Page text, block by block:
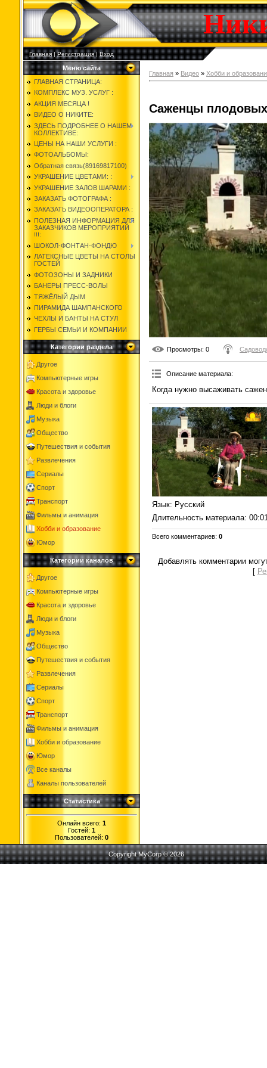
Главная|Регистрация|Вход
Меню сайта
ГЛАВНАЯ СТРАНИЦА:
КОМПЛЕКС МУЗ. УСЛУГ :
АКЦИЯ МЕСЯЦА !
ВИДЕО О НИКИТЕ:
ЗДЕСЬ ПОДРОБНЕЕ О НАШЕМ
КОЛЛЕКТИВЕ:
ЦЕНЫ НА НАШИ УСЛУГИ :
ФОТОАЛЬБОМЫ:
Обратная связь(89169817100)
УКРАШЕНИЕ ЦВЕТАМИ: :
УКРАШЕНИЕ ЗАЛОВ ШАРАМИ :
ЗАКАЗАТЬ ФОТОГРАФА :
ЗАКАЗАТЬ ВИДЕООПЕРАТОРА :
ПОЛЕЗНАЯ ИНФОРМАЦИЯ ДЛЯ
ЗАКАЗЧИКОВ МЕРОПРИЯТИЙ
!!!:
ШОКОЛ-ФОНТАН-ФОНДЮ
ЛАТЕКСНЫЕ ЦВЕТЫ НА СТОЛЫ
ГОСТЕЙ
ФОТОЗОНЫ И ЗАДНИКИ
БАНЕРЫ ПРЕСС-ВОЛЫ
ТЯЖЁЛЫЙ ДЫМ
ПИРАМИДА ШАМПАНСКОГО
ЧЕХЛЫ И БАНТЫ НА СТУЛ
ГЕРБЫ СЕМЬИ И КОМПАНИИ
Категории раздела
Другое
Компьютерные игры
Красота и здоровье
Люди и блоги
Музыка
Общество
Путешествия и события
Развлечения
Сериалы
Спорт
Транспорт
Фильмы и анимация
Хобби и образование
Юмор
Категории каналов
Другое
Компьютерные игры
Красота и здоровье
Люди и блоги
Музыка
Общество
Путешествия и события
Развлечения
Сериалы
Спорт
Транспорт
Фильмы и анимация
Хобби и образование
Юмор
Все каналы
Каналы пользователей
Статистика
Онлайн всего: 1
Гостей: 1
Пользователей: 0
Главная » Видео » Хобби и
Саженцы
Просмотры: 0
Описание материала:
Когда нужно высаживать
Язык: Русский
Длительность материала:
Всего комментариев: 0
Добавлять комментарии
[
Copyright MyCorp © 2026